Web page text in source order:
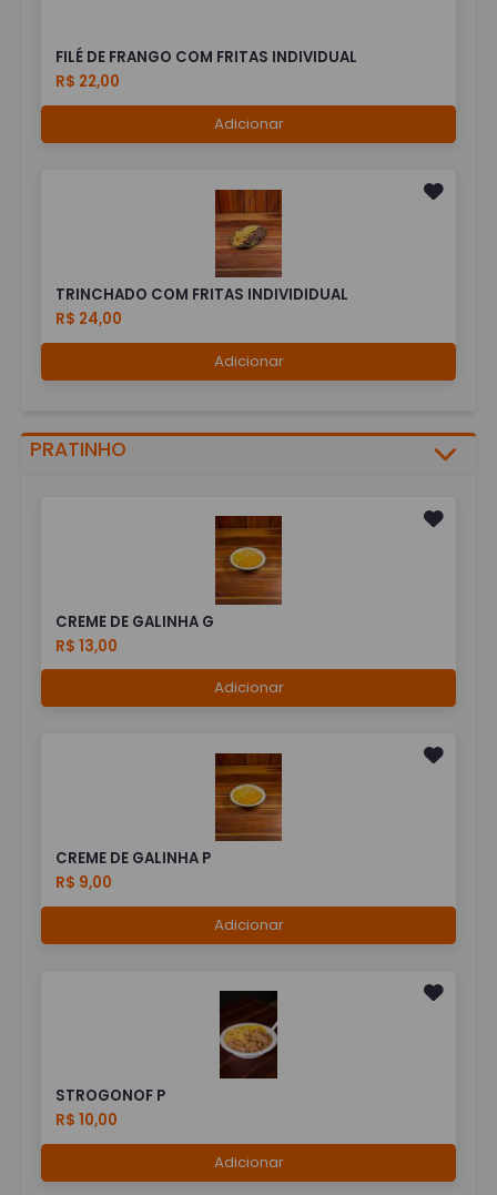
FILÉ DE FRANGO COM FRITAS INDIVIDUAL
R$ 22,00
Adicionar
TRINCHADO COM FRITAS INDIVIDIDUAL
R$ 24,00
Adicionar
PRATINHO
CREME DE GALINHA G
R$ 13,00
Adicionar
CREME DE GALINHA P
R$ 9,00
Adicionar
STROGONOF P
R$ 10,00
Adicionar